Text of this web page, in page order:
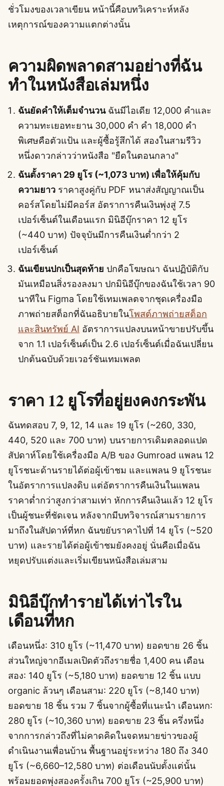
ชั่วโมงของเวลาเขียน หน้านี้คือบทวิเคราะห์หลัง
เหตุการณ์ของความแตกต่างนั้น
ความผิดพลาดสามอย่างที่ฉัน
ทำในหนังสือเล่มหนึ่ง
ฉันยัดคำให้เต็มจำนวนฉันมีไอเดีย 12,000 คำและ
ความทะเยอทะยาน 30,000 คำ คำ 18,000 คำ
พิเศษคือตัวแป้น และผู้ซื้อรู้สึกได้ สองในสามรีวิว
หนึ่งดาวกล่าวว่าหนังสือ "ยืดในตอนกลาง"
ฉันตั้งราคา 29 ยูโร (~1,073 บาท) เพื่อให้คุ้มกับ
ความยาว ราคาสูงคู่กับ PDF หนาส่งสัญญาณเป็น
คอร์สโดยไม่มีคอร์ส อัตราการคืนเงินพุ่งสู่ 7.5
เปอร์เซ็นต์ในเดือนแรก มินิอีบุ๊กราคา 12 ยูโร
(~440 บาท) ปัจจุบันมีการคืนเงินต่ำกว่า 2
เปอร์เซ็นต์
ฉันเขียนปกเป็นสุดท้าย ปกคือโฆษณา ฉันปฏิบัติกับ
มันเหมือนสิ่งรองลงมา ปกมินิอีบุ๊กของฉันใช้เวลา 90
นาทีใน Figma โดยใช้เทมเพลตจากชุดเครื่องมือ
ภาพถ่ายสต็อกที่ฉันอธิบายในโพสต์ภาพถ่ายสต็อก
และสินทรัพย์ AI อัตราการแปลงบนหน้าขายปรับขึ้น
จาก 1.1 เปอร์เซ็นต์เป็น 2.6 เปอร์เซ็นต์เมื่อฉันเปลี่ยน
ปกต้นฉบับด้วยเวอร์ชันเทมเพลต
ราคา 12 ยูโรที่อยู่ยงคงกระพัน
ฉันทดสอบ 7, 9, 12, 14 และ 19 ยูโร (~260, 330,
440, 520 และ 700 บาท) บนรายการเดิมตลอดแปด
สัปดาห์โดยใช้เครื่องมือ A/B ของ Gumroad แพลน 12
ยูโรชนะด้านรายได้ต่อผู้เข้าชม และแพลน 9 ยูโรชนะ
ในอัตราการแปลงดิบ แต่อัตราการคืนเงินในแพลน
ราคาต่ำกว่าสูงกว่าสามเท่า หักการคืนเงินแล้ว 12 ยูโร
เป็นผู้ชนะที่ชัดเจน หลังจากมีบทวิจารณ์สามรายการ
มาถึงในสัปดาห์ที่หก ฉันขยับราคาไปที่ 14 ยูโร (~520
บาท) และรายได้ต่อผู้เข้าชมยังคงอยู่ นั่นคือเมื่อฉัน
หยุดปรับแต่งและเริ่มเขียนหนังสือเล่มสาม
มินิอีบุ๊กทำรายได้เท่าไรใน
เดือนที่หก
เดือนหนึ่ง: 310 ยูโร (~11,470 บาท) ยอดขาย 26 ชิ้น
ส่วนใหญ่จากอีเมลเปิดตัวถึงรายชื่อ 1,400 คน เดือน
สอง: 140 ยูโร (~5,180 บาท) ยอดขาย 12 ชิ้น แบบ
organic ล้วนๆ เดือนสาม: 220 ยูโร (~8,140 บาท)
ยอดขาย 18 ชิ้น รวม 7 ชิ้นจากผู้ซื้อที่แนะนำ เดือนหก:
280 ยูโร (~10,360 บาท) ยอดขาย 23 ชิ้น ครึ่งหนึ่ง
จากการกล่าวถึงที่ไม่คาดคิดในจดหมายข่าวของผู้
ดำเนินงานเพื่อนบ้าน พื้นฐานอยู่ระหว่าง 180 ถึง 340
ยูโร (~6,660–12,580 บาท) ต่อเดือนนับตั้งแต่นั้น
พร้อมยอดพุ่งสองครั้งเกิน 700 ยูโร (~25,900 บาท)